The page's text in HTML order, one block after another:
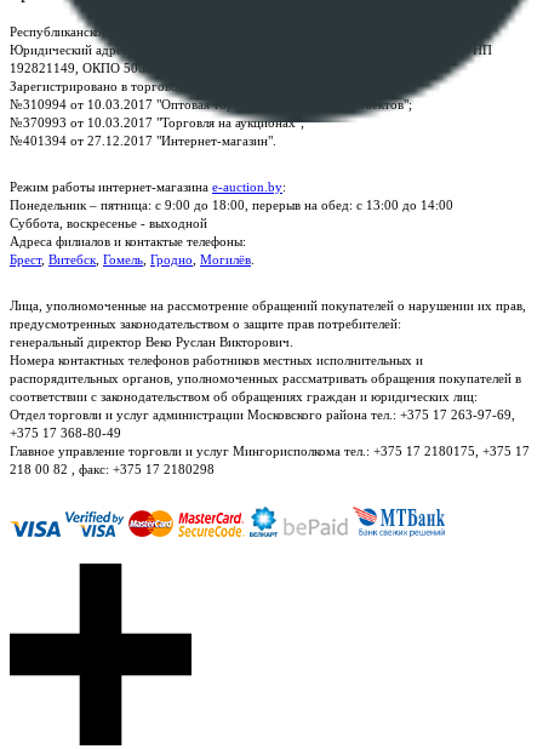
Республиканское унитарное предприятие по оказанию услуг "БелЮрОбеспечение"
Юридический адрес: г. Минск, пр-т. Дзержинского, 1Б, e-mail:
, УНП
192821149, ОКПО 500111895000
Зарегистрировано в торговом реестре Республики Беларусь:
№310994 от 10.03.2017 "Оптовая торговля без торговых объектов";
№370993 от 10.03.2017 "Торговля на аукционах";
№401394 от 27.12.2017 "Интернет-магазин".
Режим работы интернет-магазина e-auction.by:
Понедельник – пятница: с 9:00 до 18:00, перерыв на обед: с 13:00 до 14:00
Суббота, воскресенье - выходной
Адреса филиалов и контактые телефоны:
Брест, Витебск Гомель Гродно Могилёв
Лица, уполномоченные на рассмотрение обращений покупателей о нарушении их прав,
предусмотренных законодательством о защите прав потребителей:
генеральный директор Веко Руслан Викторович.
Номера контактных телефонов работников местных исполнительных и
распорядительных органов, уполномоченных рассматривать обращения покупателей в
соответствии с законодательством об обращениях граждан и юридических лиц:
Отдел торговли и услуг администрации Московского района тел.: +375 17 263-97-69,
+375 17 368-80-49
Главное управление торговли и услуг Мингорисполкома тел.: +375 17 2180175, +375 17
218 00 82 , факс: +375 17 2180298